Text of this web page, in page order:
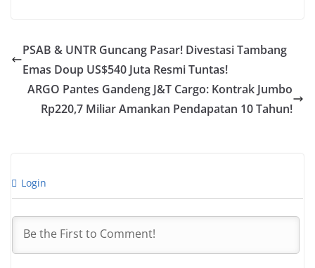
PSAB & UNTR Guncang Pasar! Divestasi Tambang
Emas Doup US$540 Juta Resmi Tuntas!
ARGO Pantes Gandeng J&T Cargo: Kontrak Jumbo
Rp220,7 Miliar Amankan Pendapatan 10 Tahun!
Login